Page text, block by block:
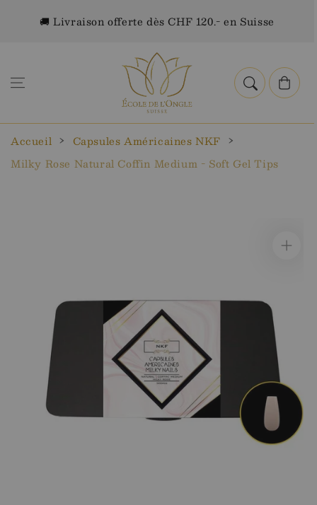
contenu🚚 Livraison offerte dès CHF 120.- en Suisse
Panier
Accueil
Capsules Américaines NKF
Milky Rose Natural Coffin Medium - Soft Gel Tips